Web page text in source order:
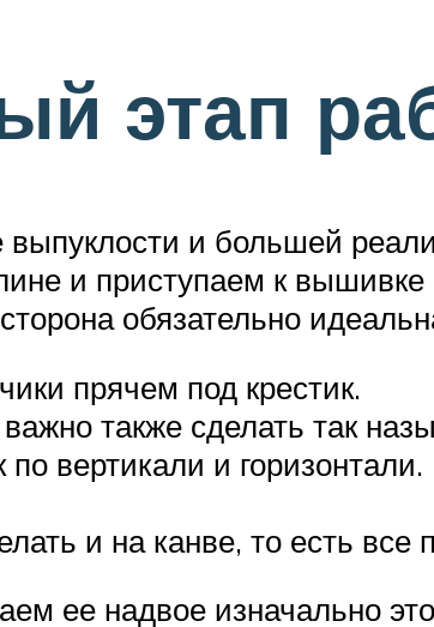
этап
и большей
и приступаем к
обязательно
прячем под крестик.
также сделать так
по вертикали и
и на канве, то есть все
ее надвое изначально